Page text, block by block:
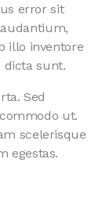
error sit
illo inventore
dicta sunt.
Sed
ut.
scelerisque
egestas.